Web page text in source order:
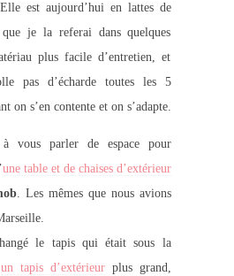
est aujourd’hui en lattes de
je la referai dans quelques
plus facile d’entretien, et
pas d’écharde toutes les 5
on s’en contente et on s’adapte.
vous parler de espace pour
une table et de chaises d’extérieur
. Les mêmes que nous avions
le tapis qui était sous la
un tapis d’extérieurplus grand,